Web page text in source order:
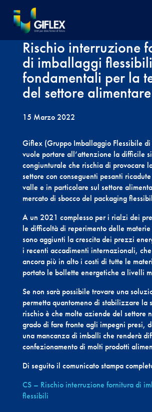
Rischio interruzione
di imballaggi flessibili
fondamentali per la
del settore alimentare
15 Marzo 2022
Giflex (Gruppo Imballaggio Flessibile
vuole portare all’attenzione la difficile
congiunturale che rischia di provocare
settore con conseguenti pesanti
valle e in particolare sul settore
mercato di sbocco del packaging
A un 2021 complesso per i rialzi dei
le difficoltà di reperimento delle
sono aggiunti la crescita dei prezzi
i recenti accadimenti internazionali,
ancora più in alto i costi di tutte le
portato le bollette energetiche a livelli
Se non sarà possibile trovare una
permetta quantomeno di stabilizzare la
rischio è che molte aziende del settore
grado di fare fronte agli impegni presi,
una mancanza di imballi che renderà
confezionamento di molti prodotti
Di seguito il comunicato stampa
CS – Rischio interruzione fornitura di
flessibili